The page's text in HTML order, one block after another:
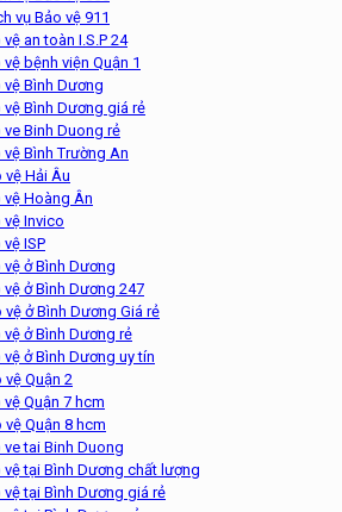
vụ Bảo vệ 911
an toàn I.S.P 24
bệnh viện Quận 1
Bình Dương
Bình Dương giá rẻ
Binh Duong rẻ
Bình Trường An
vệ Hải Âu
Hoàng Ân
Invico
ISP
ở Bình Dương
ở Bình Dương 247
ở Bình Dương Giá rẻ
ở Bình Dương rẻ
ở Bình Dương uy tín
vệ Quận 2
Quận 7 hcm
Quận 8 hcm
tai Binh Duong
tại Bình Dương chất lượng
tại Bình Dương giá rẻ